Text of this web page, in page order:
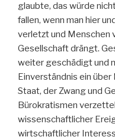
glaubte, das würde
fallen, wenn man hier
verletzt und Menschen
Gesellschaft drängt.
weiter geschädigt und
Einverständnis ein über
Staat, der Zwang und
Bürokratismen
wissenschaftlicher
wirtschaftlicher